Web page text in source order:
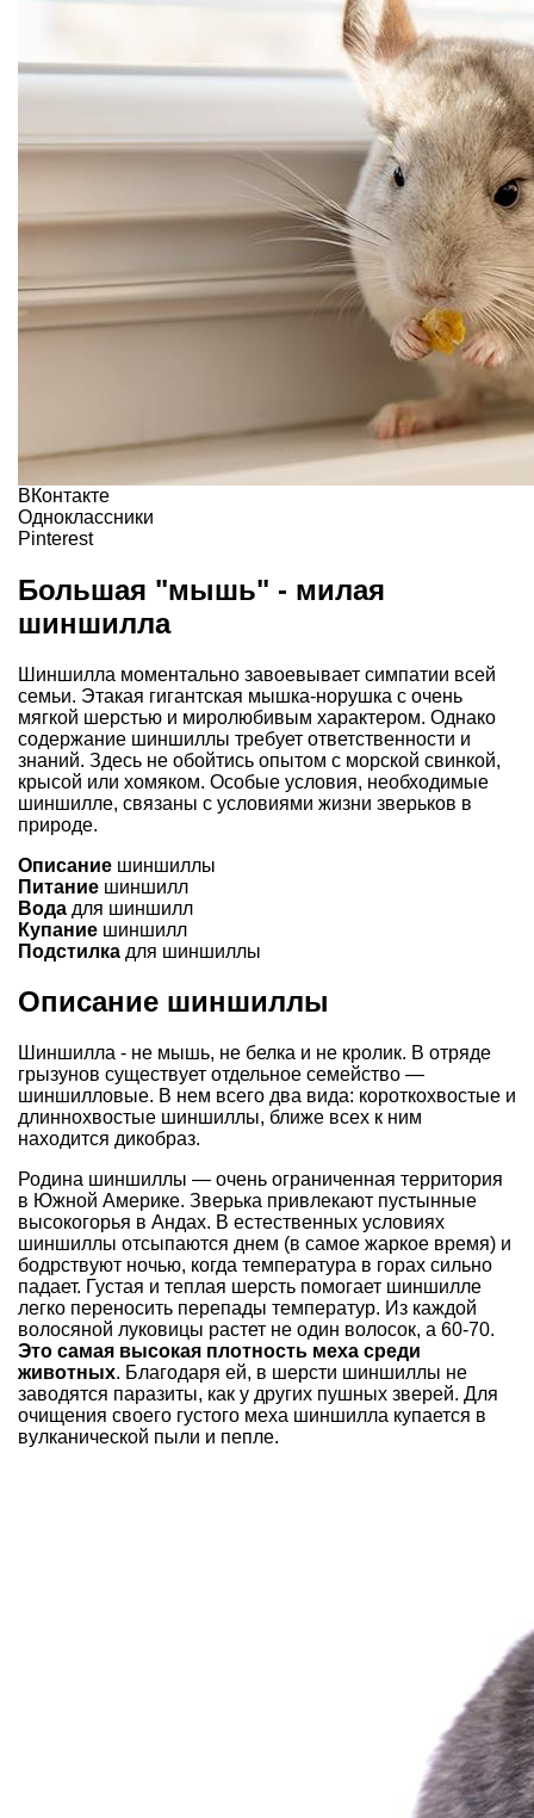
ВКонтакте
Одноклассники
Pinterest
Большая "мышь" - милая
шиншилла
Шиншилла моментально завоевывает симпатии всей
семьи. Этакая гигантская мышка-норушка с очень
мягкой шерстью и миролюбивым характером. Однако
содержание шиншиллы требует ответственности и
знаний. Здесь не обойтись опытом c морской свинкой,
крысой или хомяком. Особые условия, необходимые
шиншилле, связаны с условиями жизни зверьков в
природе.
Описание шиншиллы
Питание шиншилл
Вода для шиншилл
Купание шиншилл
Подстилка для шиншиллы
Описание шиншиллы
Шиншилла - не мышь, не белка и не кролик. В отряде
грызунов существует отдельное семейство —
шиншилловые. В нем всего два вида: короткохвостые и
длиннохвостые шиншиллы, ближе всех к ним
находится дикобраз.
Родина шиншиллы — очень ограниченная территория
в Южной Америке. Зверька привлекают пустынные
высокогорья в Андах. В естественных условиях
шиншиллы отсыпаются днем (в самое жаркое время) и
бодрствуют ночью, когда температура в горах сильно
падает. Густая и теплая шерсть помогает шиншилле
легко переносить перепады температур. Из каждой
волосяной луковицы растет не один волосок, а 60-70.
Это самая высокая плотность меха среди
животных. Благодаря ей, в шерсти шиншиллы не
заводятся паразиты, как у других пушных зверей. Для
очищения своего густого меха шиншилла купается в
вулканической пыли и пепле.